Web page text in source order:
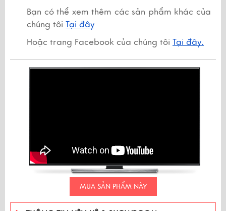
Bạn có thể xem thêm các sản phẩm khác của
chúng tôi Tại đây
Hoặc trang Facebook của chúng tôi Tại đây.
MUA SẢN PHẨM NÀY